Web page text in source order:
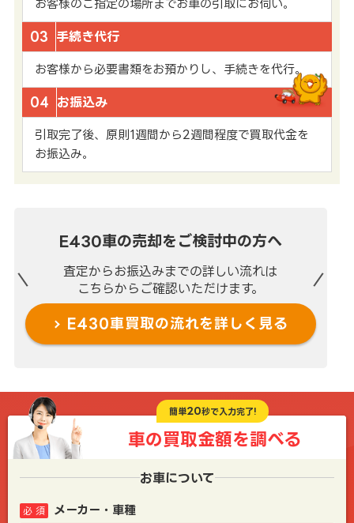
お客様のご指定の場所までお車の引取にお伺い。
03 手続き代行
お客様から必要書類をお預かりし、手続きを代行。
04 お振込み
引取完了後、原則1週間から2週間程度で買取代金を
お振込み。
E430車の売却を ご検討中の方へ
査定からお振込みまでの詳しい流れは
こちらからご確認いただけます。
E430車買取の流れを詳しく見る
簡単20秒で入力完了!
車の買取金額を調べる
お車について
メーカー・車種
必 須